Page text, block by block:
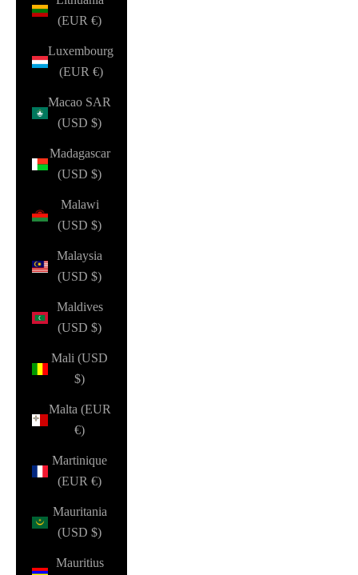
(EUR €)
Luxembourg
(EUR €)
Macao SAR
(USD $)
Madagascar
(USD $)
Malawi
(USD $)
Malaysia
(USD $)
Maldives
(USD $)
Mali (USD
$)
Malta (EUR
€)
Martinique
(EUR €)
Mauritania
(USD $)
Mauritius